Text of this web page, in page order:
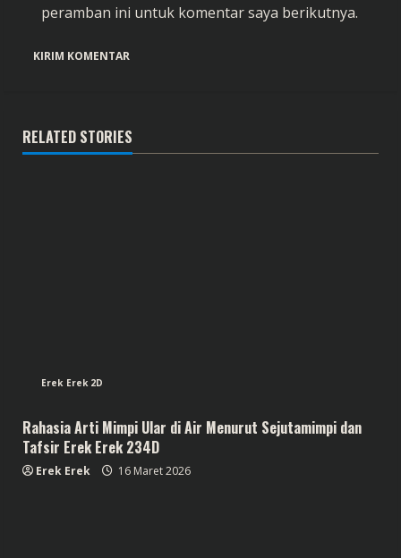
peramban ini untuk komentar saya berikutnya.
RELATED STORIES
Erek Erek 2D
Rahasia Arti Mimpi Ular di Air Menurut Sejutamimpi dan
Tafsir Erek Erek 234D
Erek Erek 16 Maret 2026